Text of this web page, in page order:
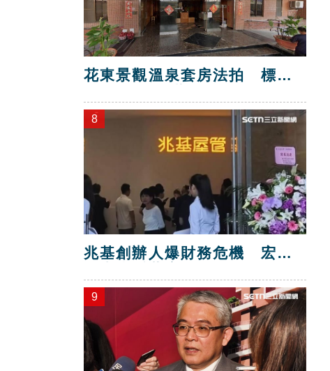
花東景觀溫泉套房法拍 標脫
8
兆基創辦人爆財務危機 宏碁
9